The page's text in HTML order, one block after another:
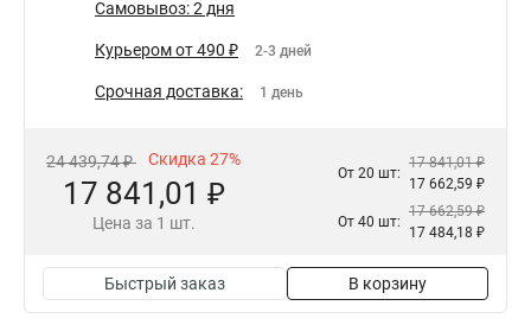
Самовывоз: 2 дня
Курьером от 490 ₽ 2-3 дней
Срочная доставка: 1 день
24 439,74 ₽ Скидка 27%
17 841,01 ₽
Цена за 1 шт.
От 20 шт:
17 841,01 ₽
17 662,59 ₽
От 40 шт:
17 662,59 ₽
17 484,18 ₽
Быстрый заказ В корзину